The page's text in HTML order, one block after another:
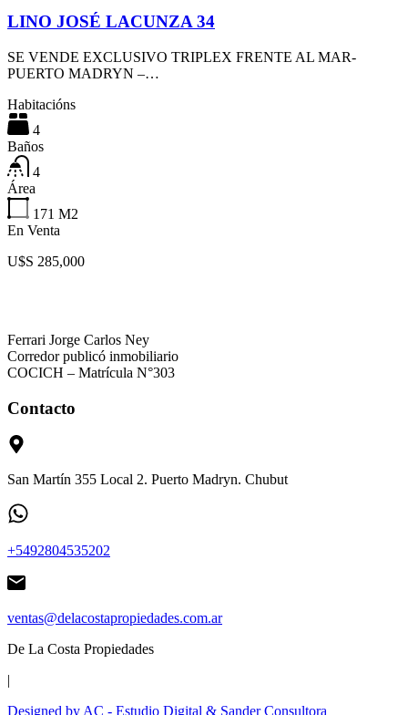
LINO JOSÉ LACUNZA 34
SE VENDE EXCLUSIVO TRIPLEX FRENTE AL MAR-
PUERTO MADRYN –…
Habitacións
4
Baños
4
Área
171 M2
En Venta
U$S 285,000
Ferrari Jorge Carlos Ney
Corredor publicó inmobiliario
COCICH – Matrícula N°303
Contacto
San Martín 355 Local 2. Puerto Madryn. Chubut
+5492804535202
ventas@delacostapropiedades.com.ar
De La Costa Propiedades
|
Designed by AC - Estudio Digital & Sander Consultora